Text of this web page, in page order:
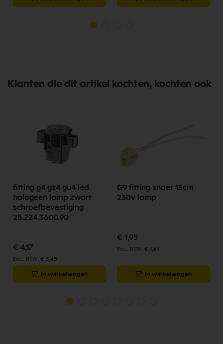
Klanten die dit artikel kochten, kochten ook
fitting g4 gz4 gu4 led
halogeen lamp zwart
schroefbevestiging
25.224.3600.90
€ 4,17
€ 3,45
In winkelwagen
G9 fitting snoer 13cm
230v lamp
€ 1,95
€ 1,61
In winkelwagen